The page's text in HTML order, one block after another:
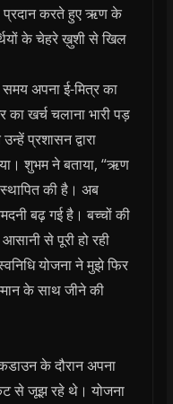
प्रदान करते हुए ऋण के
के चेहरे ख़ुशी से खिल
अपना ई-मित्र का
खर्च चलाना भारी पड़
प्रशासन द्वारा
शुभम ने बताया, “ऋण
की है। अब
बढ़ गई है। बच्चों की
से पूरी हो रही
योजना ने मुझे फिर
के साथ जीने की
के दौरान अपना
से जूझ रहे थे। योजना